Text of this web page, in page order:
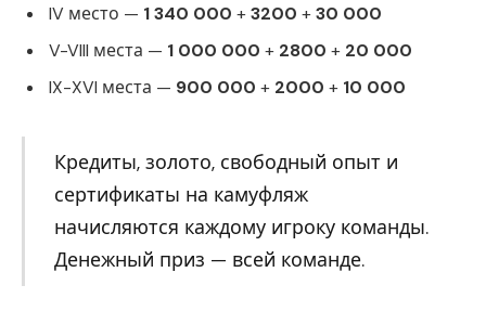
IV место — 1 340 000 +3200 +30 000
V-VIII места — 1 000 000 + 2800 + 20 000
IX-XVI места — 900 000 + 2000 + 10 000
Кредиты, золото, свободный опыт и
сертификаты на камуфляж
начисляются каждому игроку команды.
Денежный приз — всей команде.